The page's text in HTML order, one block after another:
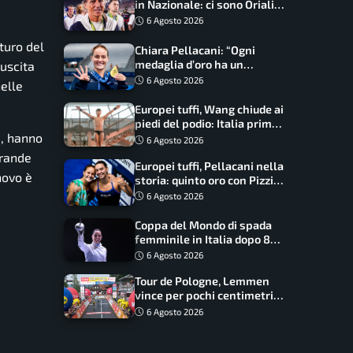
del
hanno
è
in Nazionale: ci sono Oriali e
Bonucci, confermato un
6 Agosto 2026
Chiara Pellacani: “Ogni
medaglia d’oro ha un
significato diverso. Ho fatto
6 Agosto 2026
Europei tuffi, Wang chiude ai
piedi del podio: Italia prima
nel medagliere
6 Agosto 2026
Europei tuffi, Pellacani nella
storia: quinto oro con Pizzini
nel sincro da 3 metri
6 Agosto 2026
Coppa del Mondo di spada
femminile in Italia dopo 8
anni, Alberta Santuccio: “Il
frutti”
6 Agosto 2026
Tour de Pologne, Lemmen
vince per pochi centimetri
su Scaroni: maxi-caduta e
6 Agosto 2026